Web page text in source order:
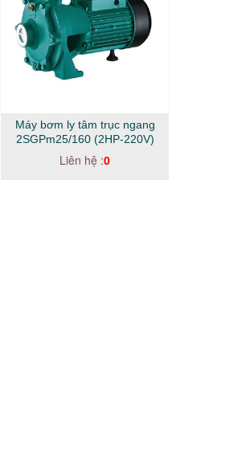
Máy bơm ly tâm trục ngang
2SGPm25/160 (2HP-220V)
Liên hệ :0